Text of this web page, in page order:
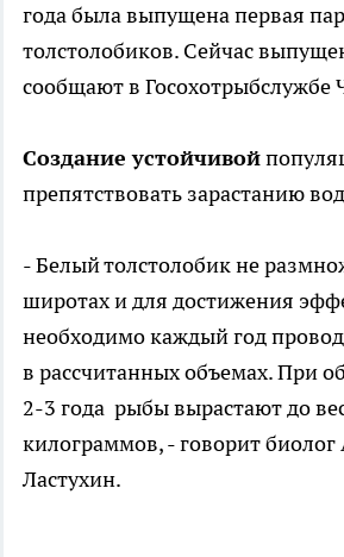
года была выпущена первая
толстолобиков. Сейчас
сообщают в Госохотрыбслужбе
Создание устойчивой
препятствовать зарастанию
- Белый толстолобик не
широтах и для достижения
необходимо каждый год
в рассчитанных объемах. При
2-3 года рыбы вырастают до
килограммов, - говорит биолог
Ластухин.